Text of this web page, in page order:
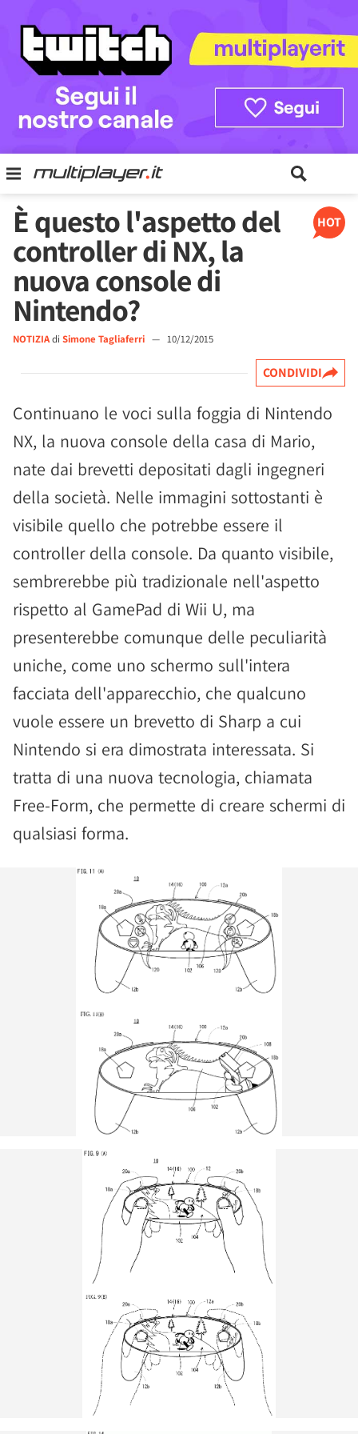
HOT
È questo l'aspetto del
controller di NX, la
nuova console di
Nintendo?
NOTIZIAdi Simone Tagliaferri — 10/12/2015
CONDIVIDI
Continuano le voci sulla foggia di Nintendo
NX, la nuova console della casa di Mario,
nate dai brevetti depositati dagli ingegneri
della società. Nelle immagini sottostanti è
visibile quello che potrebbe essere il
controller della console. Da quanto visibile,
sembrerebbe più tradizionale nell'aspetto
rispetto al GamePad di Wii U, ma
presenterebbe comunque delle peculiarità
uniche, come uno schermo sull'intera
facciata dell'apparecchio, che qualcuno
vuole essere un brevetto di Sharp a cui
Nintendo si era dimostrata interessata. Si
tratta di una nuova tecnologia, chiamata
Free-Form, che permette di creare schermi di
qualsiasi forma.